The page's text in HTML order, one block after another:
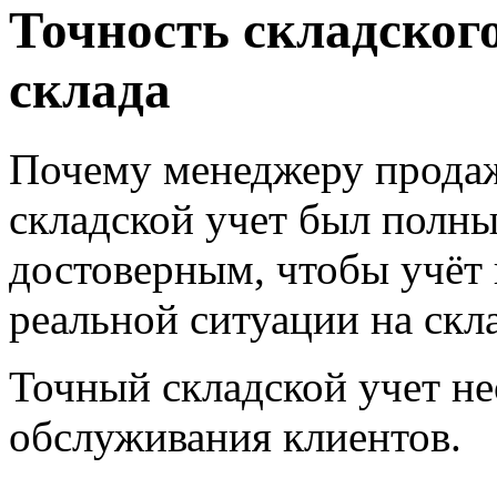
Точность
склада
Почему менеджеру
складской учет был
достоверным, чтобы учёт
реальной ситуации на
Точный складской учет
обслуживания клиентов.